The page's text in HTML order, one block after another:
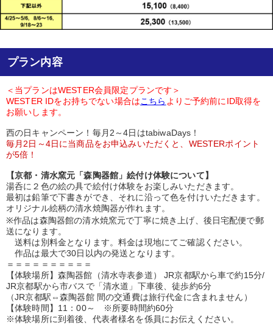
プラン内容
＜当プランはWESTER会員限定プランです＞
WESTER IDをお持ちでない場合はこちら よりご予約前にID取得を
お願いします。
西の日キャンペーン！毎月2～4日はtabiwaDays！
毎月2日～4日に当商品をお申込みいただくと、WESTERポイント
が5倍！
【京都・清水窯元「森陶器館」絵付け体験について】
湯呑に２色の絵の具で絵付け体験をお楽しみいただきます。
最初は鉛筆で下書きができ、それに沿って色を付けいただきます。
オリジナル絵柄の清水焼陶器が作れます。
※作品は森陶器館の清水焼窯元で丁寧に焼き上げ、後日宅配便で郵
送になります。
送料は別料金となります。料金は現地にてご確認ください。
作品は最大で30日以内の発送となります。
＝＝＝＝＝＝＝＝＝＝
【体験場所】森陶器館（清水寺表参道） JR京都駅から車で約15分/
JR京都駅から市バスで「清水道」下車後、徒歩約6分
（JR京都駅⇔森陶器館 間の交通費は旅行代金に含まれません）
【体験時間】11：00～ ※所要時間約60分
※体験場所に到着後、代表者様名を係員にお伝えください。